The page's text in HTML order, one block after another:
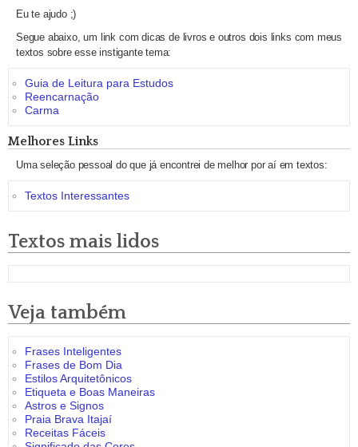
Eu te ajudo ;)
Segue abaixo, um link com dicas de livros e outros dois links com meus
textos sobre esse instigante tema:
Guia de Leitura para Estudos
Reencarnação
Carma
Melhores Links
Uma seleção pessoal do que já encontrei de melhor por aí em textos:
Textos Interessantes
Textos mais lidos
Veja também
Frases Inteligentes
Frases de Bom Dia
Estilos Arquitetônicos
Etiqueta e Boas Maneiras
Astros e Signos
Praia Brava Itajaí
Receitas Fáceis